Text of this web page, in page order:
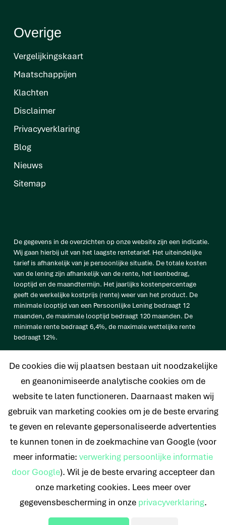
Overige
Vergelijkingskaart
Maatschappijen
Klachten
Disclaimer
Privacyverklaring
Blog
Nieuws
Sitemap
De gegevens in de overzichten op onze website zijn een indicatie.
Wij gaan hierbij uit van het laagste rentetarief. Het uiteindelijke
tarief is afhankelijk van je persoonlijke situatie. De totale kosten
van de lening zijn afhankelijk van de rente, het leenbedrag,
looptijd en de maandtermijn. Het jaarlijks kostenpercentage
geeft de werkelijke kostprijs (rente) weer van het product. De
minimale looptijd van een Persoonlijke Lening bedraagt 12
maanden, de maximale looptijd bedraagt 120 maanden. De
minimale rente bedraagt 6,4%, de maximale wettelijke rente
bedraagt 12%.
bedraagt € 33.638 op basis van een looptijd van 120 maanden met
een maandtermijn van € 280,32 en een rentetarief van 6,4%.
© 2026 Nederlands Krediet Collectief
De cookies die wij plaatsen bestaan uit noodzakelijke
en geanonimiseerde analytische cookies om de
website te laten functioneren. Daarnaast maken wij
gebruik van marketing cookies om je de beste ervaring
te geven en relevante gepersonaliseerde advertenties
te kunnen tonen in de zoekmachine van Google (voor
meer informatie: verwerking persoonlijke informatie
door Google). Wil je de beste ervaring accepteer dan
onze marketing cookies. Lees meer over
gegevensbescherming in onze privacyverklaring.